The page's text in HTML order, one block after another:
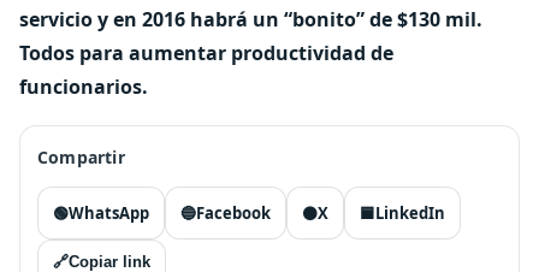
servicio y en 2016 habrá un “bonito” de $130 mil.
Todos para aumentar productividad de
funcionarios.
Compartir
🟢WhatsApp 🔵Facebook ⚫X 🟦LinkedIn
🔗Copiar link